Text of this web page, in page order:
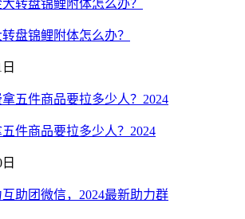
盘锦鲤附体怎么办？
件商品要拉多少人？2024